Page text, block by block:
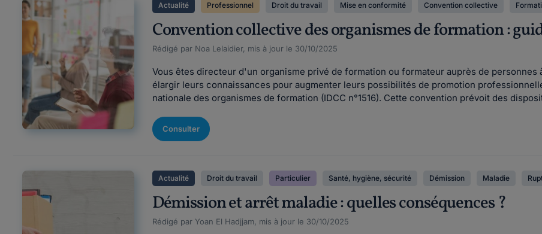
Actualité Professionnel Droit du travail Mise en conformité Convention collective
Convention collective des organismes de formation :
Rédigé par Noa Lelaidier, mis à jour le 30/10/2025
Vous êtes directeur d'un organisme privé de formation ou formateur auprès de
élargir leurs connaissances pour augmenter leurs possibilités de promotion
nationale des organismes de formation (IDCC n°1516). Cette convention prévoit des
Consulter
Actualité Droit du travail Particulier Santé, hygiène, sécurité Démission Maladie
Démission et arrêt maladie : quelles conséquences ?
Rédigé par Yoan El Hadjjam, mis à jour le 30/10/2025